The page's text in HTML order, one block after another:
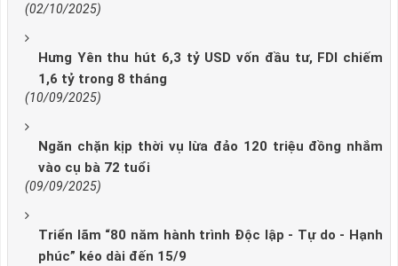
(02/10/2025)
Hưng Yên thu hút 6,3 tỷ USD vốn đầu tư, FDI chiếm
1,6 tỷ trong 8 tháng
(10/09/2025)
Ngăn chặn kịp thời vụ lừa đảo 120 triệu đồng nhắm
vào cụ bà 72 tuổi
(09/09/2025)
Triển lãm “80 năm hành trình Độc lập - Tự do - Hạnh
phúc” kéo dài đến 15/9